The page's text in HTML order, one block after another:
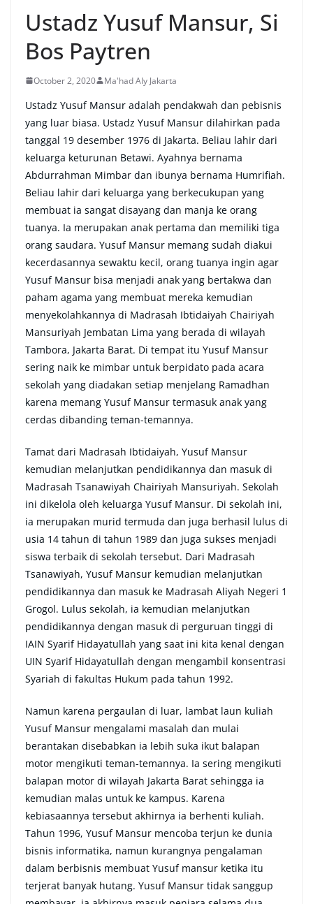
Ustadz Yusuf Mansur, Si
Bos Paytren
October 2, 2020 Ma'had Aly Jakarta
Ustadz Yusuf Mansur adalah pendakwah dan pebisnis
yang luar biasa. Ustadz Yusuf Mansur dilahirkan pada
tanggal 19 desember 1976 di Jakarta. Beliau lahir dari
keluarga keturunan Betawi. Ayahnya bernama
Abdurrahman Mimbar dan ibunya bernama Humrifiah.
Beliau lahir dari keluarga yang berkecukupan yang
membuat ia sangat disayang dan manja ke orang
tuanya. Ia merupakan anak pertama dan memiliki tiga
orang saudara. Yusuf Mansur memang sudah diakui
kecerdasannya sewaktu kecil, orang tuanya ingin agar
Yusuf Mansur bisa menjadi anak yang bertakwa dan
paham agama yang membuat mereka kemudian
menyekolahkannya di Madrasah Ibtidaiyah Chairiyah
Mansuriyah Jembatan Lima yang berada di wilayah
Tambora, Jakarta Barat. Di tempat itu Yusuf Mansur
sering naik ke mimbar untuk berpidato pada acara
sekolah yang diadakan setiap menjelang Ramadhan
karena memang Yusuf Mansur termasuk anak yang
cerdas dibanding teman-temannya.
Tamat dari Madrasah Ibtidaiyah, Yusuf Mansur
kemudian melanjutkan pendidikannya dan masuk di
Madrasah Tsanawiyah Chairiyah Mansuriyah. Sekolah
ini dikelola oleh keluarga Yusuf Mansur. Di sekolah ini,
ia merupakan murid termuda dan juga berhasil lulus di
usia 14 tahun di tahun 1989 dan juga sukses menjadi
siswa terbaik di sekolah tersebut. Dari Madrasah
Tsanawiyah, Yusuf Mansur kemudian melanjutkan
pendidikannya dan masuk ke Madrasah Aliyah Negeri 1
Grogol. Lulus sekolah, ia kemudian melanjutkan
pendidikannya dengan masuk di perguruan tinggi di
IAIN Syarif Hidayatullah yang saat ini kita kenal dengan
UIN Syarif Hidayatullah dengan mengambil konsentrasi
Syariah di fakultas Hukum pada tahun 1992.
Namun karena pergaulan di luar, lambat laun kuliah
Yusuf Mansur mengalami masalah dan mulai
berantakan disebabkan ia lebih suka ikut balapan
motor mengikuti teman-temannya. Ia sering mengikuti
balapan motor di wilayah Jakarta Barat sehingga ia
kemudian malas untuk ke kampus. Karena
kebiasaannya tersebut akhirnya ia berhenti kuliah.
Tahun 1996, Yusuf Mansur mencoba terjun ke dunia
bisnis informatika, namun kurangnya pengalaman
dalam berbisnis membuat Yusuf mansur ketika itu
terjerat banyak hutang. Yusuf Mansur tidak sanggup